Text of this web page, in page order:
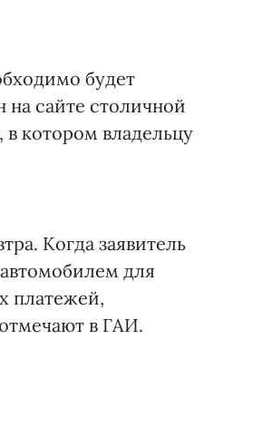
будет
на сайте столичной
котором владельцу
Когда заявитель
для
платежей,
в ГАИ.